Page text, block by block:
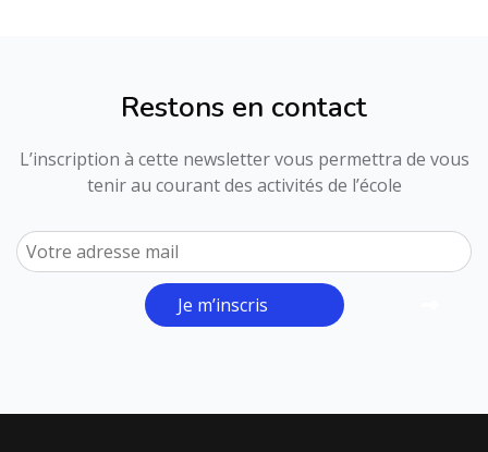
Restons en contact
L’inscription à cette newsletter vous permettra de vous
tenir au courant des activités de l’école
Je m’inscris